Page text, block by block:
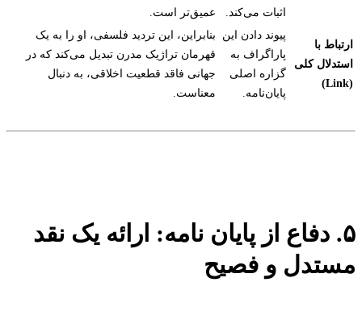
اثبات می‌کند.
عمیق‌تر است.
ارتباط با
استدلال کلی
(Link)
پیوند دادن این
پاراگراف به
گزاره اصلی
پایان‌نامه.
بنابراین، این تردید فلسفی، او را به یک
قهرمان تراژیک مدرن تبدیل می‌کند که در
جهانی فاقد قطعیت اخلاقی، به دنبال
معناست.
۵. دفاع از پایان نامه: ارائه یک نقد
مستدل و فصیح